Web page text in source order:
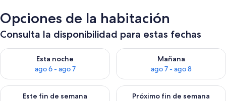
Opciones de la habitación
Consulta la disponibilidad para estas fechas
Esta noche
ago 6 - ago 7
Consulta la disponibilidad para esta noche, ago 6 - ago 7
Mañana
ago 7 - ago 8
Consulta la disponibilidad
Este fin de semana
Consulta la disponibilidad para este fin de semana, ago 7 -
Próximo fin de semana
Consulta la disponibilidad